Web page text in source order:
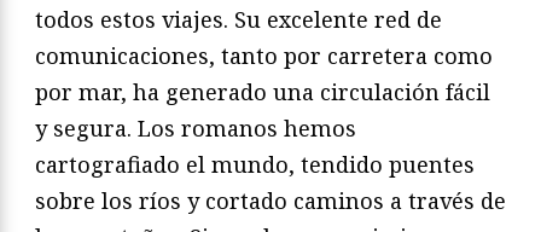
todos estos viajes. Su excelente red de
comunicaciones, tanto por carretera como
por mar, ha generado una circulación fácil
y segura. Los romanos hemos
cartografiado el mundo, tendido puentes
sobre los ríos y cortado caminos a través de